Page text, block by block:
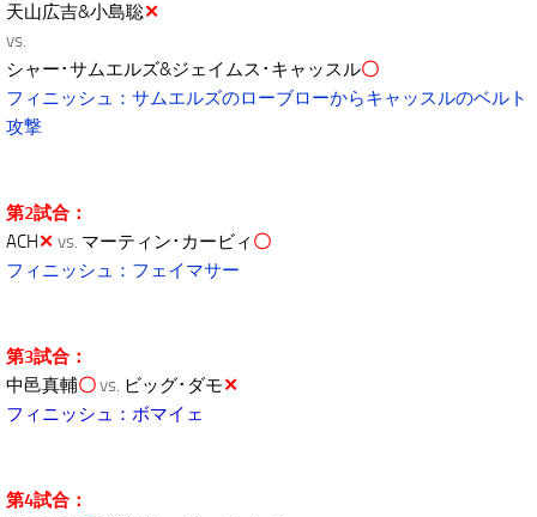
天山広吉&小島聡✕
vs.
シャー･サムエルズ&ジェイムス･キャッスル〇
フィニッシュ：サムエルズのローブローからキャッスルのベルト
攻撃
第2試合：
ACH✕ vs. マーティン･カービィ 〇
フィニッシュ：フェイマサー
第3試合：
中邑真輔〇vs. ビッグ･ダモ✕
フィニッシュ：ボマイェ
第4試合：